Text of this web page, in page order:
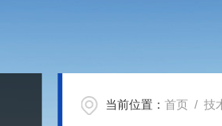
当前位置：首页 /技